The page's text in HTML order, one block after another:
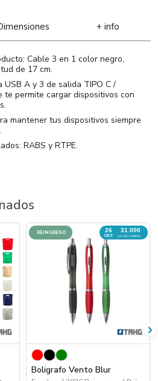
+ info
Cable 3 en 1 color negro,
de 17 cm.
A y 3 de salida TIPO C /
te permite cargar dispositivos con
mantener tus dispositivos siempre
RABS y RTPE.
26
OCT
31.000
UN. EN CAMINO
REINGRESO
Boligrafo Vento Blur